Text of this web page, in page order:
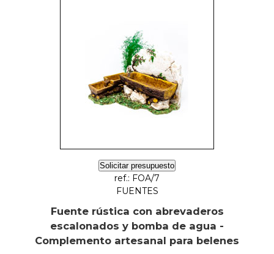
Solicitar presupuesto
ref.: FOA/7
FUENTES
Fuente rústica con abrevaderos
escalonados y bomba de agua -
Complemento artesanal para belenes